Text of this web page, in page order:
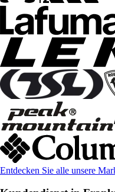
Entdecken Sie alle unsere